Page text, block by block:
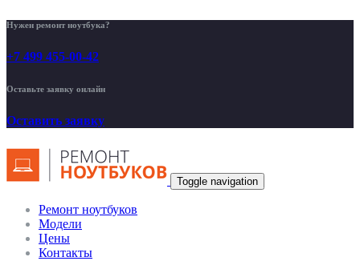
Нужен ремонт ноутбука?
+7 499 455-00-42
Оставьте заявку онлайн
Оставить заявку
Toggle navigation
Ремонт ноутбуков
Модели
Цены
Контакты